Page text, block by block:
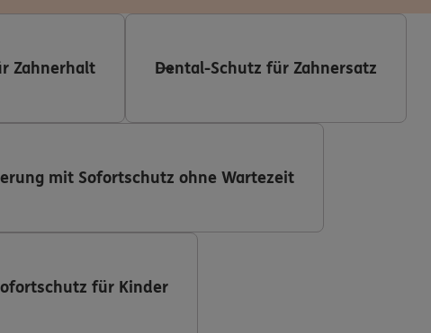
Zahnerhalt Dental-Schutz für Zahnersatz
mit Sofortschutz ohne Wartezeit
für Kinder